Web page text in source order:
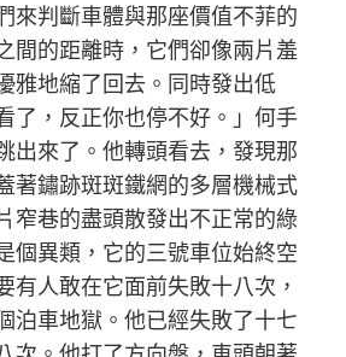
來判斷車體與那座價值不菲的
間的距離時，它們卻像兩片羞
雅地縮了回去。同時發出低
了，反正你也停不好。」何手
出來了。他轉頭看去，發現那
著鏽跡斑斑鐵網的多層機械式
窄巷的盡頭散發出不正常的綠
個異類，它的三號車位始終空
有人敢在它面前失敗十八次，
泊車地獄。他已經失敗了十七